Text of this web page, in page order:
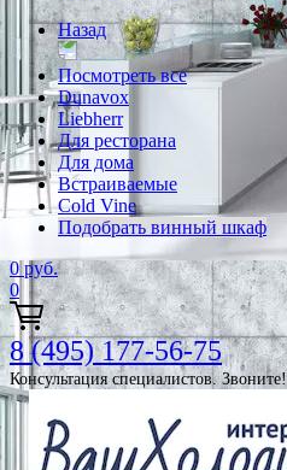
Назад
Посмотреть все
Dunavox
Liebherr
Для ресторана
Для дома
Встраиваемые
Cold Vine
Подобрать винный шкаф
0 руб.
0
8 (495) 177-56-75
Консультация специалистов. Звоните!